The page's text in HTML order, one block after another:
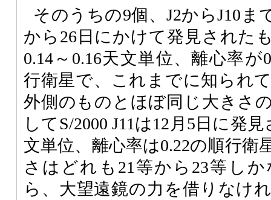
そのうちの9個、J2からJ10ま
から26日にかけて発見された
0.14～0.16天文単位、離心率が
行衛星で、これまでに知られ
外側のものとほぼ同じ大きさ
してS/2000 J11は12月5日に発
文単位、離心率は0.22の順行衛
さはどれも21等から23等し
ら、大望遠鏡の力を借りなけ